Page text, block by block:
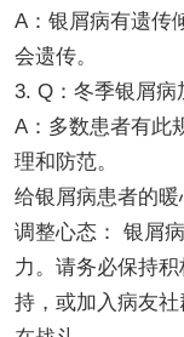
A：银屑病有遗传
会遗传。
3. Q：冬季银屑病
A：多数患者有此
理和防范。
给银屑病患者的暖
调整心态： 银屑
力。请务必保持
持，或加入病友